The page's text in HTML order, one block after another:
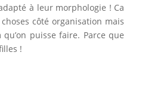
à leur morphologie ! Ca
côté organisation mais
puisse faire. Parce que
!